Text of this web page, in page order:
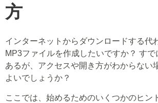
方
インターネットからダウンロードする代
MP3ファイルを作成したいですか？ す
あるが、アクセスや開き方がわからない
よいでしょうか？
ここでは、始めるためのいくつかのヒン